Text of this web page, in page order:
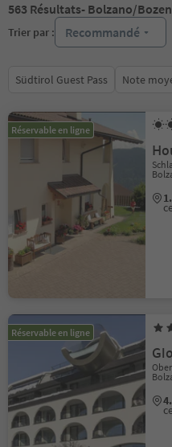
563 Résultats- Bolzano/
Trier par : Recommandé
Südtirol Guest Pass Note
Réservable en ligne
Réservable en ligne